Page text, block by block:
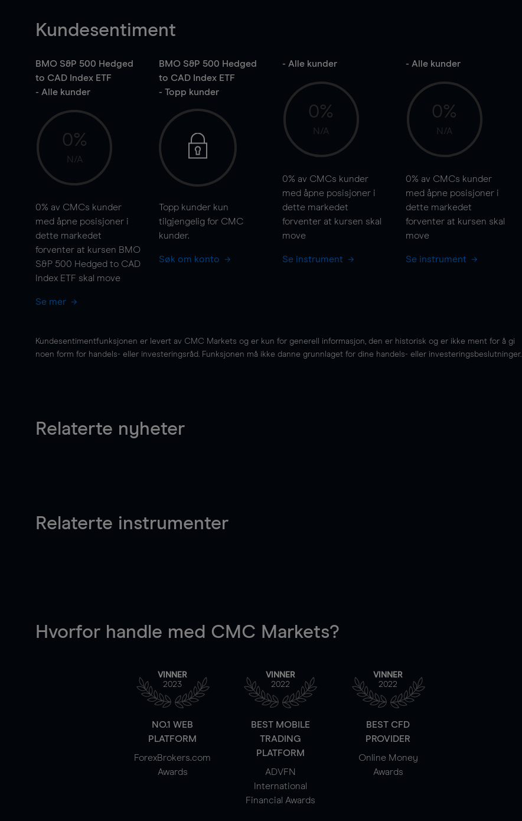
Kundesentiment
BMO S&P 500 Hedged
to CAD Index ETF
- Alle kunder
0%
N/A
0% av CMCs kunder
med åpne posisjoner i
dette markedet
forventer at kursen BMO
S&P 500 Hedged to CAD
Index ETF skal move
Se mer
BMO S&P 500 Hedged
to CAD Index ETF
- Topp kunder
Topp kunder kun
tilgjengelig for CMC
kunder.
Søk om konto
- Alle kunder
0%
N/A
0% av CMCs kunder
med åpne posisjoner i
dette markedet
forventer at kursen skal
move
Se instrument
- Alle kunder
0%
N/A
0% av CMCs kunder
med åpne posisjoner i
dette markedet
forventer at kursen skal
move
Se instrument
Kundesentimentfunksjonen er levert av CMC Markets og er kun for generell informasjon, den er historisk og er ikke ment for å gi
noen form for handels- eller investeringsråd. Funksjonen må ikke danne grunnlaget for dine handels- eller investeringsbeslutninger.
Relaterte nyheter
Relaterte instrumenter
Hvorfor handle med CMC Markets?
VINNER
2023
NO.1 WEB
PLATFORM
ForexBrokers.com
Awards
VINNER
2022
BEST MOBILE
TRADING
PLATFORM
ADVFN
International
Financial Awards
VINNER
2022
BEST CFD
PROVIDER
Online Money
Awards